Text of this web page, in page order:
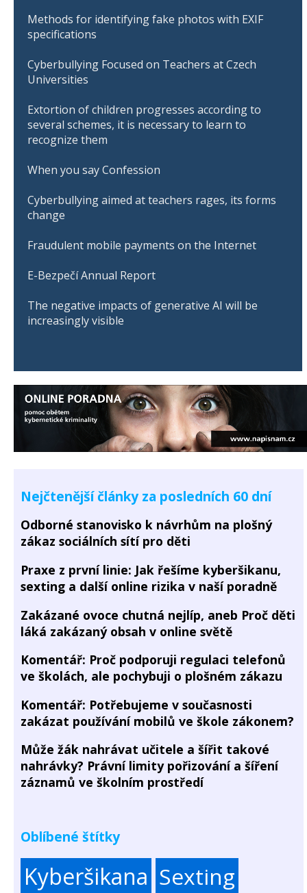
Methods for identifying fake photos with EXIF
specifications
Cyberbullying Focused on Teachers at Czech
Universities
Extortion of children progresses according to
several schemes, it is necessary to learn to
recognize them
When you say Confession
Cyberbullying aimed at teachers rages, its forms
change
Fraudulent mobile payments on the Internet
E-Bezpečí Annual Report
The negative impacts of generative AI will be
increasingly visible
Nejčtenější články za posledních 60 dní
Odborné stanovisko k návrhům na plošný
zákaz sociálních sítí pro děti
Praxe z první linie: Jak řešíme kyberšikanu,
sexting a další online rizika v naší poradně
Zakázané ovoce chutná nejlíp, aneb Proč děti
láká zakázaný obsah v online světě
Komentář: Proč podporuji regulaci telefonů
ve školách, ale pochybuji o plošném zákazu
Komentář: Potřebujeme v současnosti
zakázat používání mobilů ve škole zákonem?
Může žák nahrávat učitele a šířit takové
nahrávky? Právní limity pořizování a šíření
záznamů ve školním prostředí
Oblíbené štítky
Kyberšikana Sexting